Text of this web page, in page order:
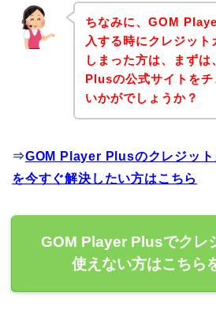
ちなみに、GOM
入する時にクレジッ
しまった方は、まず
Plusの公式サイトを
いかがでしょうか？
⇒GOM Player Plusのクレジット
を今すぐ解決したい方はこちら
GOM Player Plusでクレ
使えない方はこちら